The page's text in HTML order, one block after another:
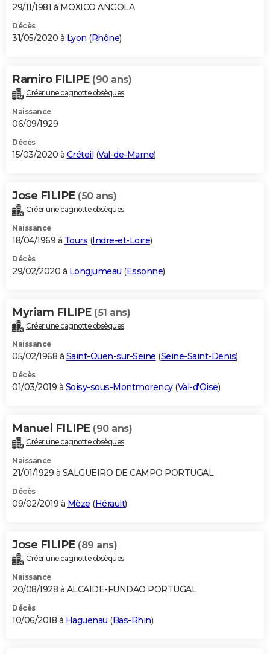
29/11/1981 à MOXICO ANGOLA
Décès
31/05/2020 à Lyon (Rhône)
Ramiro FILIPE (90 ans)
Créer une cagnotte obsèques
Naissance
06/09/1929
Décès
15/03/2020 à Créteil (Val-de-Marne)
Jose FILIPE (50 ans)
Créer une cagnotte obsèques
Naissance
18/04/1969 à Tours (Indre-et-Loire)
Décès
29/02/2020 à Longjumeau (Essonne)
Myriam FILIPE (51 ans)
Créer une cagnotte obsèques
Naissance
05/02/1968 à Saint-Ouen-sur-Seine (Seine-Saint-Denis)
Décès
01/03/2019 à Soisy-sous-Montmorency(Val-d'Oise)
Manuel FILIPE (90 ans)
Créer une cagnotte obsèques
Naissance
21/01/1929 à SALGUEIRO DE CAMPO PORTUGAL
Décès
09/02/2019 à Mèze (Hérault)
Jose FILIPE (89 ans)
Créer une cagnotte obsèques
Naissance
20/08/1928 à ALCAIDE-FUNDAO PORTUGAL
Décès
10/06/2018 à Haguenau (Bas-Rhin)